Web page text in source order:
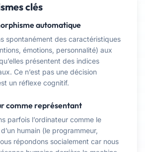
clés
automatique
spontanément des caractéristiques
émotions, personnalité) aux
présentent des indices
Ce n’est pas une décision
un réflexe cognitif.
comme représentant
parfois l’ordinateur comme le
humain (le programmeur,
répondons socialement car nous